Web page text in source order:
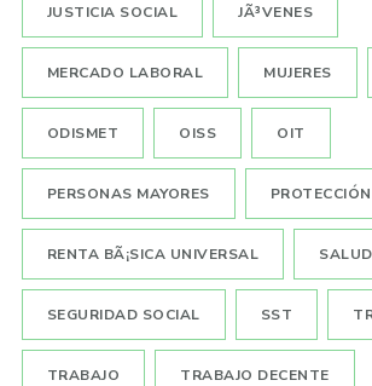
JUSTICIA SOCIAL JÃ³VENES
MERCADO LABORAL MUJERES
ODISMET OISS OIT
PERSONAS MAYORES
RENTA BÃ¡SICA UNIVERSAL
SEGURIDAD SOCIAL SST
TRABAJO TRABAJO DECENTE